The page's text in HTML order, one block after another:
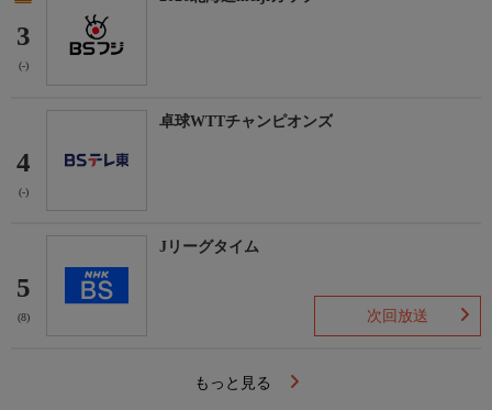
3
(-)
4
(-)
卓球WTTチャンピオンズ
5
(8)
Jリーグタイム
次回放送
もっと見る